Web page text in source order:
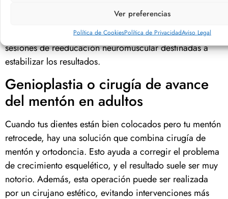
Ver preferencias
Política de CookiesPolítica de PrivacidadAviso Legal
ayuda de un logopeda y sesiones de fisioterapia
después de la cirugía, especialmente para posibles
sesiones de reeducación neuromuscular destinadas a
estabilizar los resultados.
Genioplastia o cirugía de avance
del mentón en adultos
Cuando tus dientes están bien colocados pero tu mentón
retrocede, hay una solución que combina cirugía de
mentón y ortodoncia. Esto ayuda a corregir el problema
de crecimiento esquelético, y el resultado suele ser muy
notorio. Además, esta operación puede ser realizada
por un cirujano estético, evitando intervenciones más